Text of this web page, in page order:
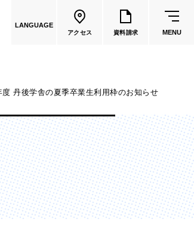
LANGUAGE
アクセス 資料請求 MENU
通教育
員一覧
際文化学部
2026年度募集停止）
度 丹後学舎の夏季卒業生利用枠のお知らせ